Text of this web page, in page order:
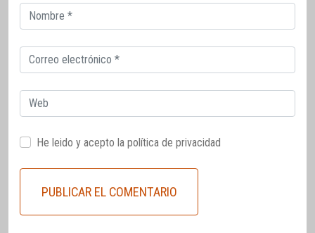
Correo
electrónico
Correo
electrónico
Web
He leido y acepto la política de privacidad